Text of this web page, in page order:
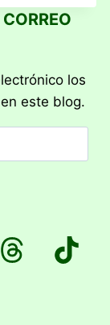
los
este blog.